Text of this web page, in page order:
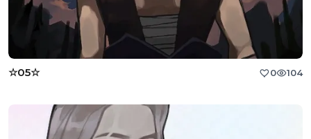
☆05☆ 0 104